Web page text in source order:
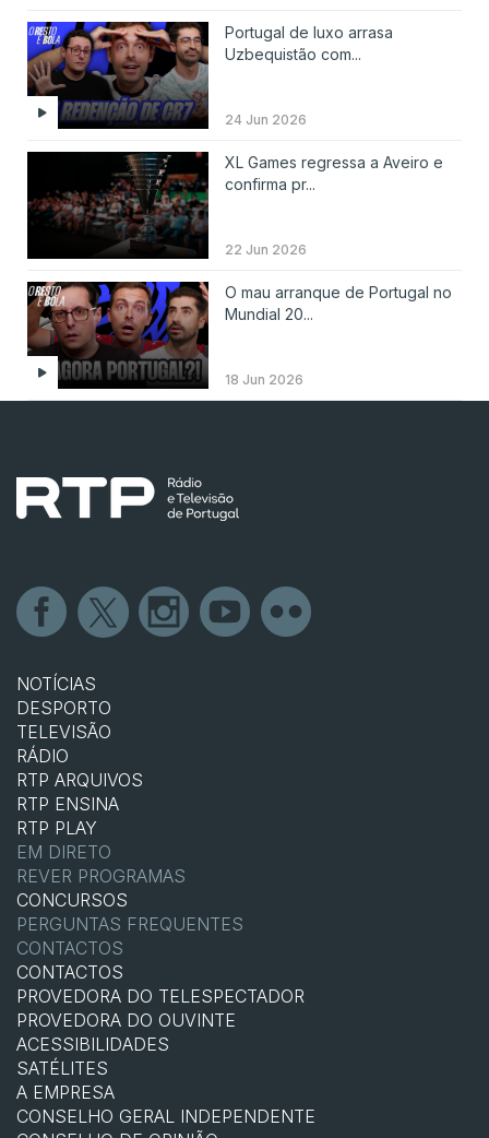
Portugal de luxo arrasa
Uzbequistão com...
24 Jun 2026
XL Games regressa a Aveiro e
confirma pr...
22 Jun 2026
O mau arranque de Portugal no
Mundial 20...
18 Jun 2026
NOTÍCIAS
DESPORTO
TELEVISÃO
RÁDIO
RTP ARQUIVOS
RTP ENSINA
RTP PLAY
EM DIRETO
REVER PROGRAMAS
CONCURSOS
PERGUNTAS FREQUENTES
CONTACTOS
CONTACTOS
PROVEDORA DO TELESPECTADOR
PROVEDORA DO OUVINTE
ACESSIBILIDADES
SATÉLITES
A EMPRESA
CONSELHO GERAL INDEPENDENTE